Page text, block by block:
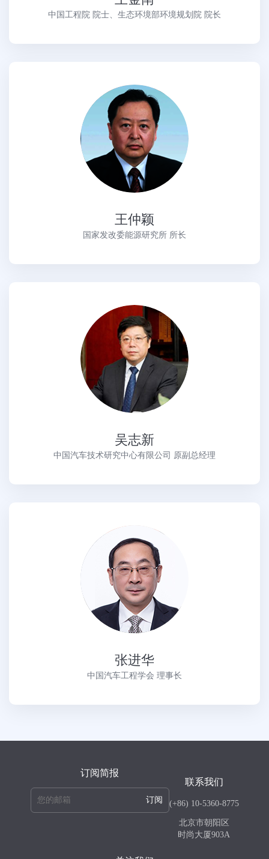
中国工程院 院士、生态环境部环境规划院 院长
王仲颖
国家发改委能源研究所 所长
吴志新
中国汽车技术研究中心有限公司 原副总经理
张进华
中国汽车工程学会 理事长
订阅简报
订阅
联系我们
(+86) 10-5360-8775
北京市朝阳区
时尚大厦903A